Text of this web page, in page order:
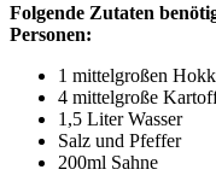
Folgende Zutaten
Personen:
1 mittelgroßen
4 mittelgroße
1,5 Liter Wasser
Salz und Pfeffer
200ml Sahne